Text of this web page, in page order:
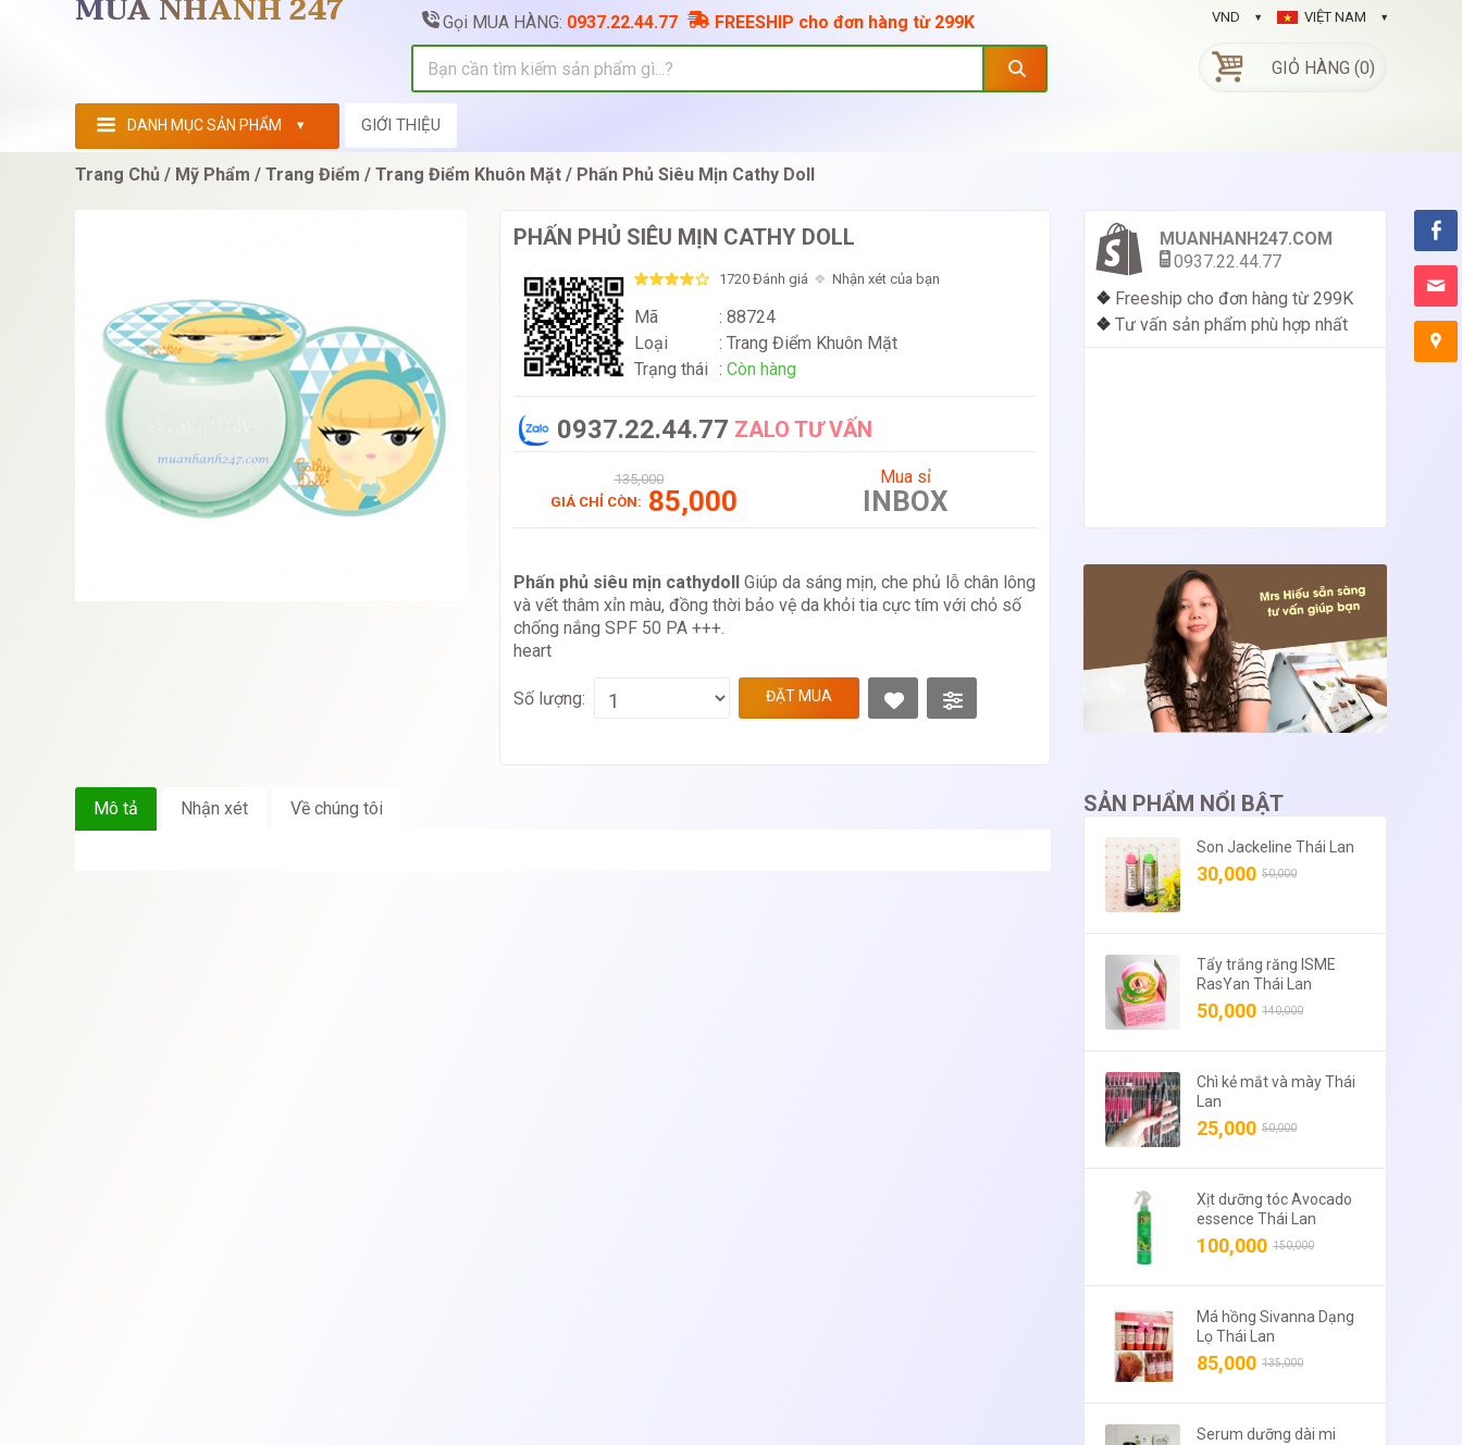
MUA NHANH 247 Gọi MUA HÀNG: 0937.22.44.77 FREESHIP cho đơn hàng từ 299K VIỆT NAM
VND
GIỎ HÀNG (0)
DANH MỤC SẢN PHẨM GIỚI THIỆU
Trang Chủ Mỹ Phẩm Trang Điểm Trang Điểm Khuôn Mặt Phấn Phủ Siêu Mịn Cathy Doll
PHẤN PHỦ SIÊU MỊN CATHY DOLL
1720 Đánh giá Nhận xét của bạn
Mã
: 88724
Loại
: Trang Điểm Khuôn Mặt
Trạng thái : Còn hàng
0937.22.44.77 ZALO TƯ VẤN
135,000
GIÁ CHỈ CÒN: 85,000
Mua sỉ
INBOX
Phấn phủ siêu mịn cathydoll Giúp da sáng mịn, che phủ lỗ chân lông
và vết thâm xỉn màu, đồng thời bảo vệ da khỏi tia cực tím với chỏ số
chống nắng SPF 50 PA +++.
heart
Số lượng: ĐẶT MUA
MUANHANH247.COM
0937.22.44.77
❖ Freeship cho đơn hàng từ 299K
❖ Tư vấn sản phẩm phù hợp nhất
Mô tả Nhận xét Về chúng tôi SẢN PHẨM NỔI BẬT
Son Jackeline Thái Lan
30,000 50,000
Tẩy trắng răng ISME
RasYan Thái Lan
50,000 140,000
Chì kẻ mắt và mày Thái
Lan
25,000 50,000
Xịt dưỡng tóc Avocado
essence Thái Lan
100,000 150,000
Má hồng Sivanna Dạng
Lọ Thái Lan
85,000 135,000
Serum dưỡng dài mi